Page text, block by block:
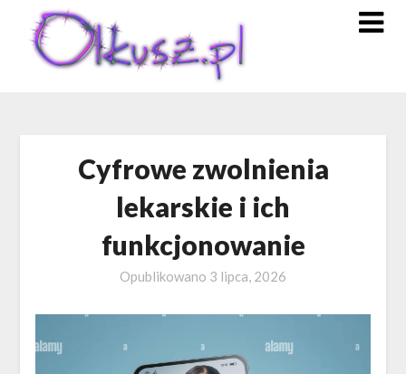
content
Cyfrowe zwolnienia
lekarskie i ich
funkcjonowanie
Opublikowano 3 lipca, 2026